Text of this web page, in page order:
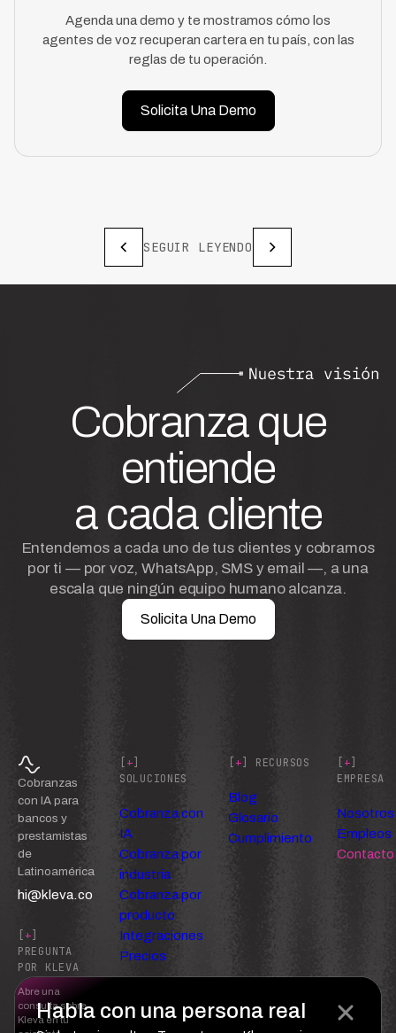
Agenda una demo y te mostramos cómo los
agentes de voz recuperan cartera en tu país, con las
reglas de tu operación.
Solicita Una Demo
SEGUIR LEYENDO
Habla con una persona real
Cobranza que
entiende
a cada cliente
Entendemos a cada uno de tus clientes y cobramos
por ti — por voz, WhatsApp, SMS y email —, a una
escala que ningún equipo humano alcanza.
Solicita Una Demo
Cobranzas
con IA para
bancos y
prestamistas
de
Latinoamérica
hi@kleva.co
[+]
PREGUNTA
POR KLEVA
Abre una
consulta sobre
Kleva en tu
[+]
SOLUCIONES
Cobranza con
IA
Cobranza por
industria
Cobranza por
producto
Integraciones
Precios
[+] RECURSOS
Blog
Glosario
Cumplimiento
[+]
EMPRESA
Nosotros
Empleos
Contacto